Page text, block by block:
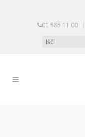
01 585 11 00 |